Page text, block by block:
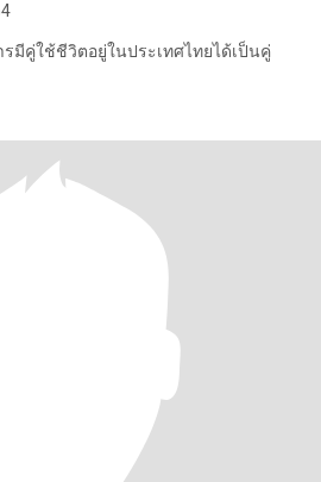
มีคู่ใช้ชีวิตอยู่ในประเทศไทยได้เป็นคู่